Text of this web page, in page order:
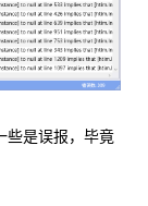
些是误报，毕竟